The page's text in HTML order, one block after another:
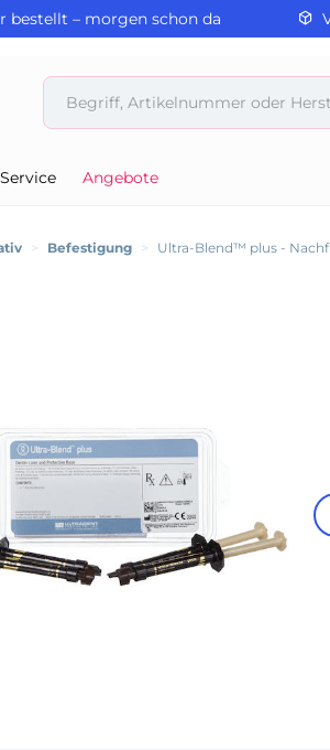
bestellt – morgen schon da
Service Angebote
> Befestigung > Ultra-Blend™ plus -